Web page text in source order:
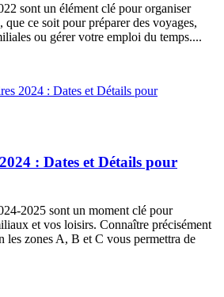
sont un élément clé pour organiser
que ce soit pour préparer des voyages,
ou gérer votre emploi du temps....
: Dates et Détails pour
2025 sont un moment clé pour
et vos loisirs. Connaître précisément
les zones A, B et C vous permettra de